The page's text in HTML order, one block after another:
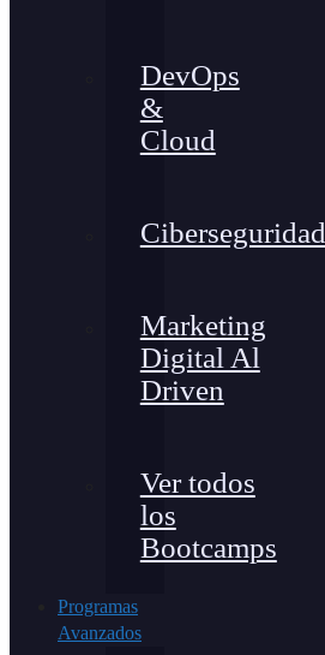
DevOps
&
Cloud
Ciberseguridad
Marketing
Digital Al
Driven
Ver todos
los
Bootcamps
Programas
Avanzados